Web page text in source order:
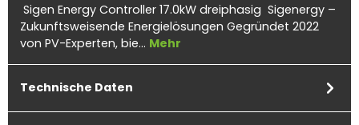
Sigen Energy Controller 17.0kW dreiphasig Sigenergy –
Zukunftsweisende Energielösungen Gegründet 2022
von PV-Experten, bie… Mehr
Technische Daten